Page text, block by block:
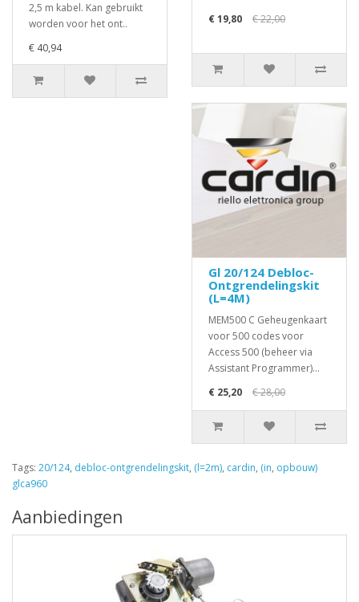
2,5 m kabel. Kan gebruikt
worden voor het ont..
€ 40,94
€ 19,80
€ 22,00
Gl 20/124 Debloc-
Ontgrendelingskit
(L=4M)
MEM500 C Geheugenkaart
voor 500 codes voor
Access 500 (beheer via
Assistant Programmer)...
€ 25,20
€ 28,00
Tags: 20/124, debloc-ontgrendelingskit, (l=2m), cardin, (in, opbouw)
glca960
Aanbiedingen